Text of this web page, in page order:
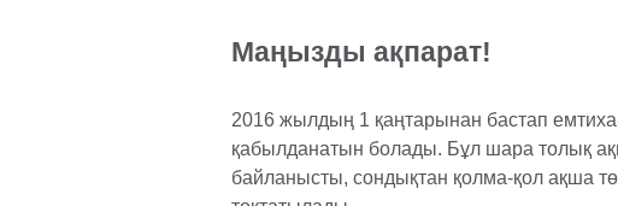
Маңызды ақпарат!
2016 жылдың 1 қаңтарынан бастап
қабылданатын болады. Бұл шара толық
байланысты, сондықтан қолма-қол ақша